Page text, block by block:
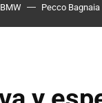
BMW Pecco Bagnaia